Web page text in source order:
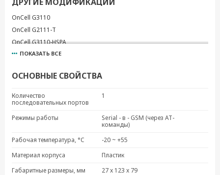
OnCell G3110
OnCell G2111-T
OnCell G3110-HSPA
OnCell G3150
OnCell G3110-T
OnCell G3150-T
OnCell 5004-HSPA
OnCell G3151-HSPA
OnCell G3111-HSPA
ПОКАЗАТЬ ВСЕ
ОСНОВНЫЕ СВОЙСТВА
Количество
последовательных портов
1
Режимы работы
Serial - в - GSM (через AT-
команды)
Рабочая температура, °C
-20 ~ +55
Материал корпуса
Пластик
Габаритные размеры, мм
27 x 123 x 79